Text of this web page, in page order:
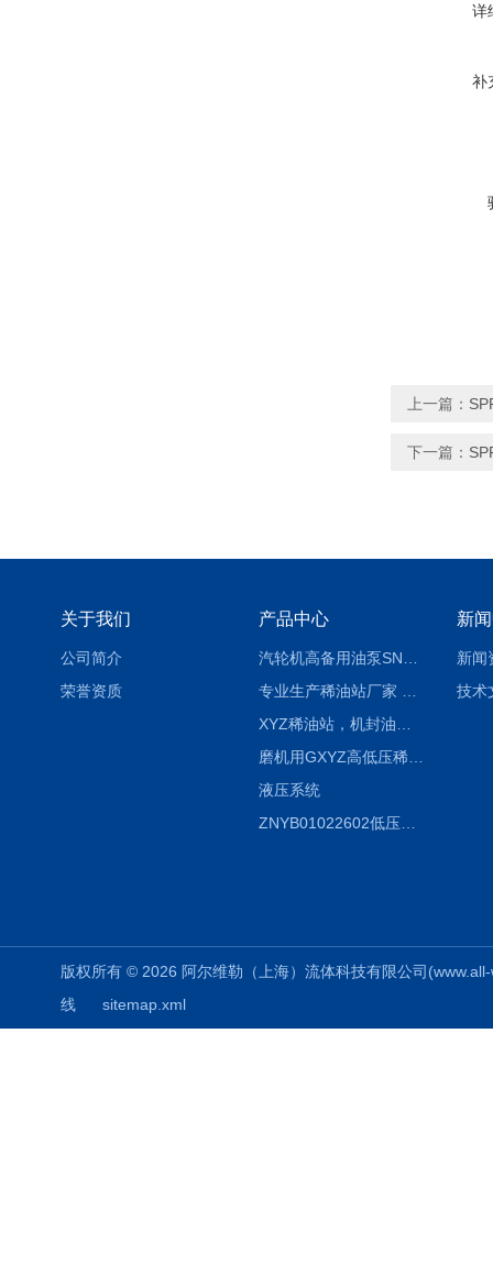
详
补
上一篇：
下一篇：
关于我们
公司简介
荣誉资质
产品中心
磨机用GXYZ高低压稀油站，静压油润滑系统
液压系统
ZNYB01022602低压螺杆泵
新
新闻
技术
版权所有 © 2026 阿尔维勒（上海）流体科技有限公司
线
sitemap.xml